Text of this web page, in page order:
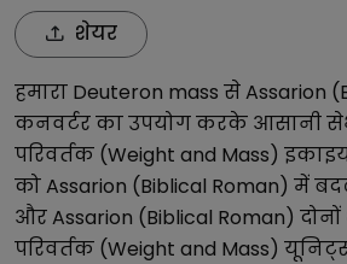
शेयर
हमारा Deuteron mass सेAssarion
कनवर्टर का उपयोग करके आसानी से
परिवर्तक (Weight and Mass)
कोAssarion (Biblical Roman) में
औरAssarion (Biblical Roman) दोनों
परिवर्तक (Weight and Mass)